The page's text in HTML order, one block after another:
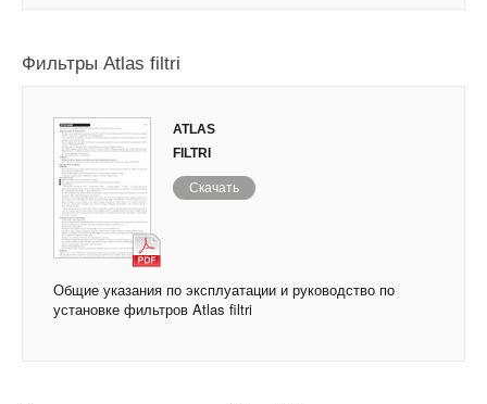
Фильтры Atlas filtri
ATLAS
FILTRI
Скачать
Общие указания по эксплуатации и руководство по
установке фильтров Atlas filtri